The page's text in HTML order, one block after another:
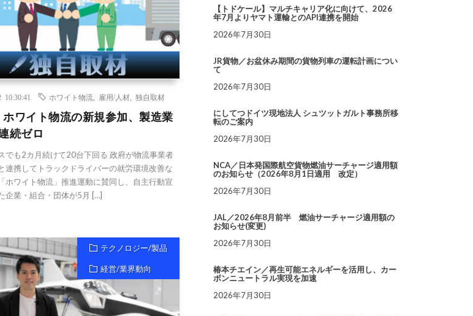
10:30:41 ホワイト物流 雇用/人材 ,独自取材
ホワイト物流の新規参加、製造業
続ゼロ
でも2カ月続けて20台下回る 政府が物流事業者
連携してトラックドライバーの就労環境改善な
ホワイト物流」推進運動に賛同し、自主行動宣
企業・組合・団体が5月 […]
テクノロジー/製品
経営/業界動向
【トドケール】マルチキャリア化に向けて、2026
年7月よりヤマト運輸とのAPI連携を開始
2026年7月30日
JR貨物／お盆休み期間の貨物列車の運転計画につい
て
2026年7月30日
にしてつドイツ現地法人 シュツットガルト事務所移
転のご案内
2026年7月30日
NCA／日本発国際航空貨物燃油サーチャージ適用額
のお知らせ（2026年8月1日適用 改定）
2026年7月30日
JAL／2026年8月前半 燃油サーチャージ適用額の
お知らせ(変更)
2026年7月30日
椿本チエイン／再生可能エネルギーを活用し、カー
ボンニュートラル実現を加速
2026年7月30日